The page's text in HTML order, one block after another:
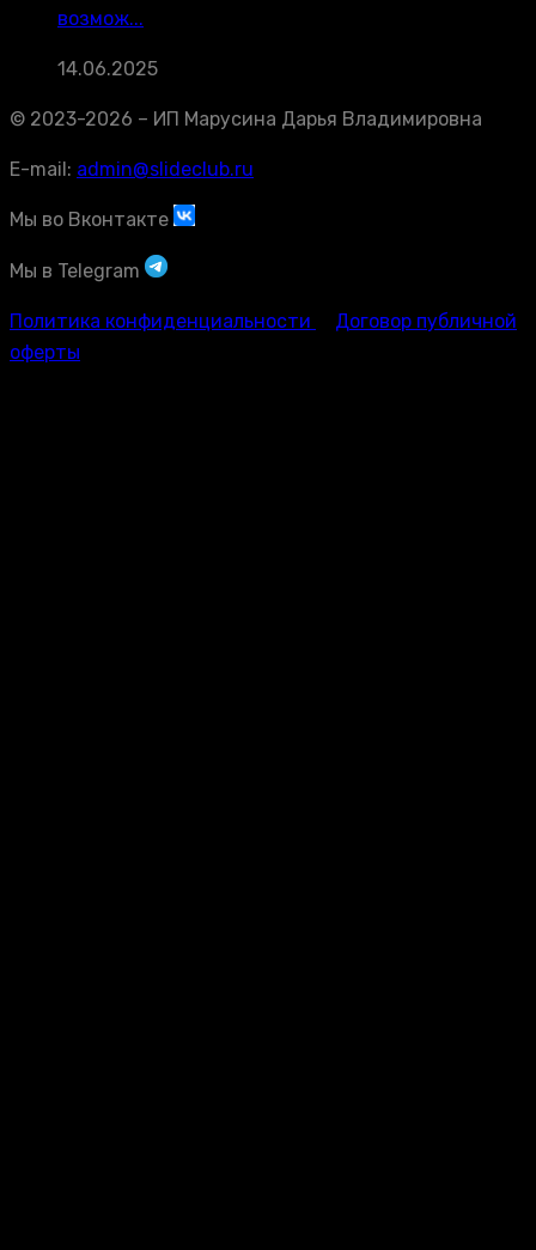
возмож...
14.06.2025
© 2023-2026 – ИП Марусина Дарья Владимировна
E-mail: admin@slideclub.ru
Мы во Вконтакте
Мы в Telegram
Политика конфиденциальности
Договор публичной
оферты